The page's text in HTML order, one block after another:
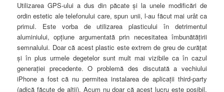
Utilizarea GPS-ului a dus din păcate şi la unele modificări de
ordin estetic ale telefonului care, spun unii, l-au făcut mai urât ca
primul. Este vorba de utilizarea plasticului în detrimentul
aluminiului, opţiune argumentată prin necesitatea îmbunătăţirii
semnalului. Doar că acest plastic este extrem de greu de curăţat
şi în plus urmele degetelor sunt mult mai vizibile ca în cazul
generaţiei precedente. O problemă des discutată a vechiului
iPhone a fost că nu permitea instalarea de aplicaţii third-party
(adică făcute de alţii). Acum nu doar că acest lucru este posibil,